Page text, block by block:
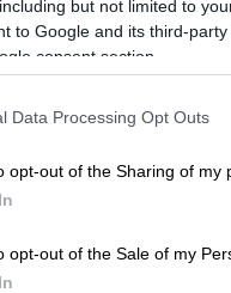
but not limited to
to Google and its third-
consent section.
Data Processing Opt Outs
opt-out of the Sharing of my
opt-out of the Sale of my